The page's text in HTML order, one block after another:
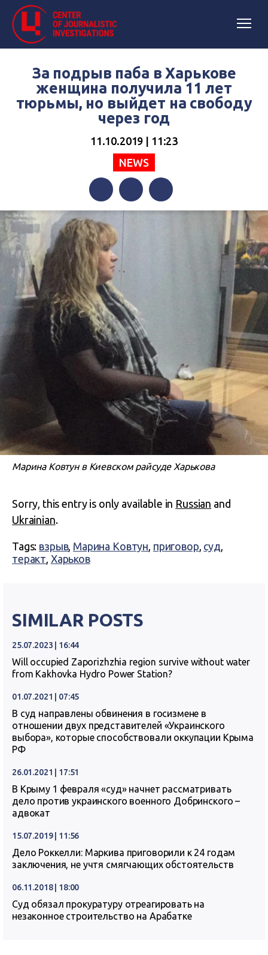
За подрыв паба в Харькове
женщина получила 11 лет
тюрьмы, но выйдет на свободу
через год
11.10.2019 | 11:23
NEWS
FacebookTwitterTelegram
Марина Ковтун в Киевском райсуде Харькова
Sorry, this entry is only available in Russian and
Ukrainian.
Tags: взрыв, Марина Ковтун, приговор, суд,
теракт, Харьков
SIMILAR POSTS
25.07.2023 | 16:44
Will occupied Zaporizhzhia region survive without water
from Kakhovka Hydro Power Station?
01.07.2021 | 07:45
В суд направлены обвинения в госизмене в
отношении двух представителей «Украинского
выбора», которые способствовали оккупации Крыма
РФ
26.01.2021 | 17:51
В Крыму 1 февраля «суд» начнет рассматривать
дело против украинского военного Добринского –
адвокат
15.07.2019 | 11:56
Дело Роккелли: Маркива приговорили к 24 годам
заключения, не учтя смягчающих обстоятельств
06.11.2018 | 18:00
Суд обязал прокуратуру отреагировать на
незаконное строительство на Арабатке